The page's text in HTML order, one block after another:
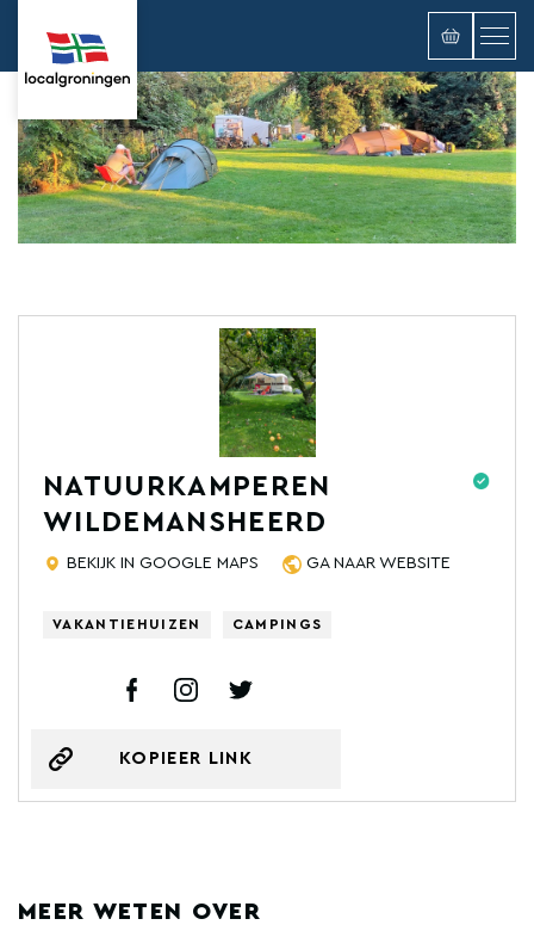
NATUURKAMPEREN
WILDEMANSHEERD
BEKIJK IN GOOGLE MAPS GA NAAR WEBSITE
VAKANTIEHUIZEN CAMPINGS
KOPIEER LINK
MEER WETEN OVER